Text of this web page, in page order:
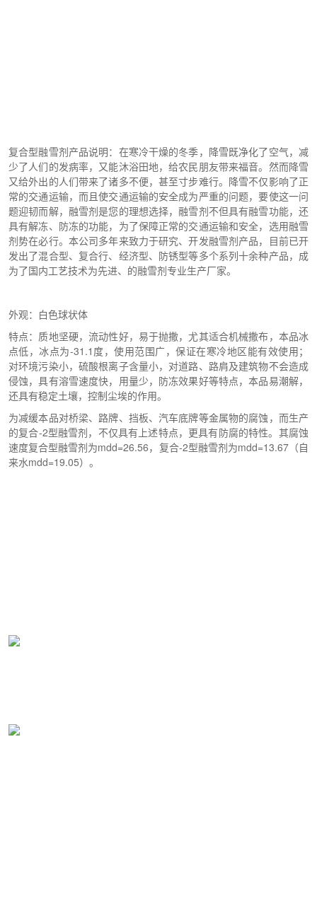
复合型融雪剂产品说明：在寒冷干燥的冬季，降雪既净化了空气，减
少了人们的发病率，又能沐浴田地，给农民朋友带来福音。然而降雪
又给外出的人们带来了诸多不便，甚至寸步难行。降雪不仅影响了正
常的交通运输，而且使交通运输的安全成为严重的问题，要使这一问
题迎韧而解，融雪剂是您的理想选择，融雪剂不但具有融雪功能，还
具有解冻、防冻的功能，为了保障正常的交通运输和安全，选用融雪
剂势在必行。本公司多年来致力于研究、开发融雪剂产品，目前已开
发出了混合型、复合行、经济型、防锈型等多个系列十余种产品，成
为了国内工艺技术为先进、的融雪剂专业生产厂家。
外观：白色球状体
特点：质地坚硬，流动性好，易于抛撒，尤其适合机械撒布，本品冰
点低，冰点为-31.1度，使用范围广，保证在寒冷地区能有效使用；
对环境污染小，硫酸根离子含量小，对道路、路肩及建筑物不会造成
侵蚀，具有溶雪速度快，用量少，防冻效果好等特点，本品易潮解，
还具有稳定土壤，控制尘埃的作用。
为减缓本品对桥梁、路牌、挡板、汽车底牌等金属物的腐蚀，而生产
的复合-2型融雪剂，不仅具有上述特点，更具有防腐的特性。其腐蚀
速度复合型融雪剂为mdd=26.56，复合-2型融雪剂为mdd=13.67（自
来水mdd=19.05）。